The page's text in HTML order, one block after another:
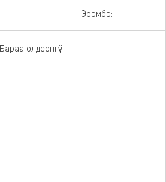
Эрэмбэ:
Бараа олдсонгүй.